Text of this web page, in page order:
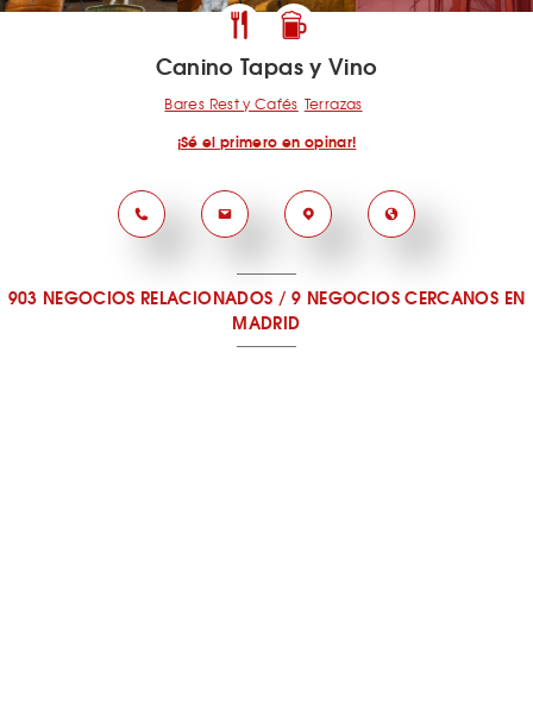
Canino Tapas y Vino
Bares Rest y Cafés Terrazas
¡Sé el primero en opinar!
903 NEGOCIOS RELACIONADOS /9 NEGOCIOS CERCANOS EN
MADRID